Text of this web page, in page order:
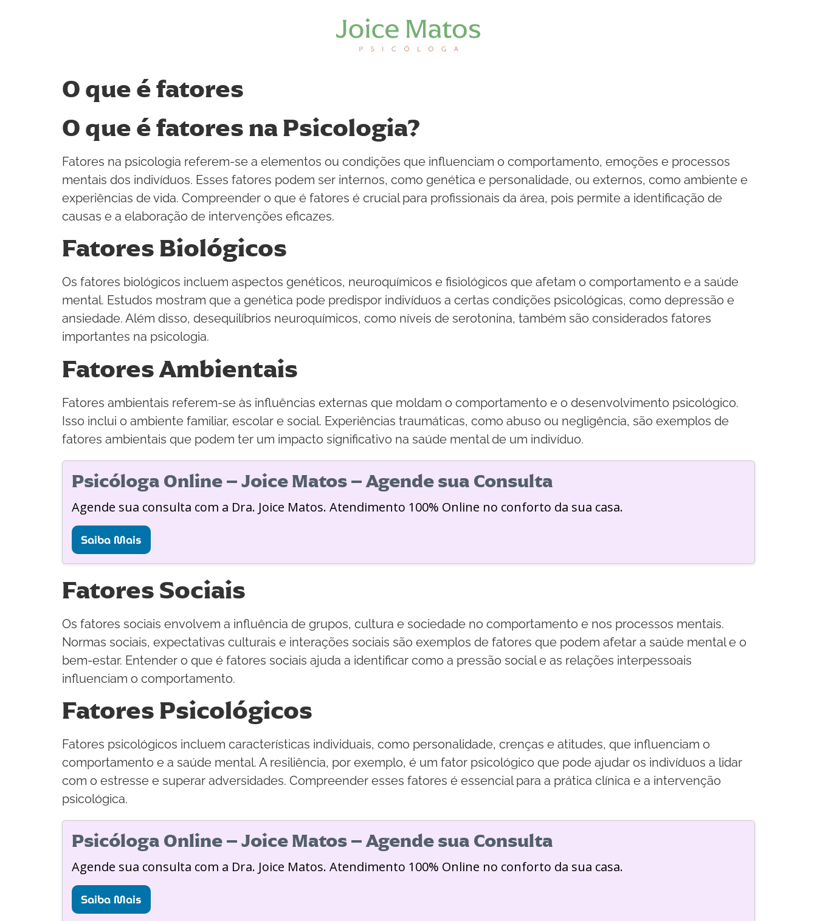
O que é fatores
O que é fatores na Psicologia?
Fatores na psicologia referem-se a elementos ou condições que influenciam o comportamento, emoções e processos
mentais dos indivíduos. Esses fatores podem ser internos, como genética e personalidade, ou externos, como ambiente e
experiências de vida. Compreender o que é fatores é crucial para profissionais da área, pois permite a identificação de
causas e a elaboração de intervenções eficazes.
Fatores Biológicos
Os fatores biológicos incluem aspectos genéticos, neuroquímicos e fisiológicos que afetam o comportamento e a saúde
mental. Estudos mostram que a genética pode predispor indivíduos a certas condições psicológicas, como depressão e
ansiedade. Além disso, desequilíbrios neuroquímicos, como níveis de serotonina, também são considerados fatores
importantes na psicologia.
Fatores Ambientais
Fatores ambientais referem-se às influências externas que moldam o comportamento e o desenvolvimento psicológico.
Isso inclui o ambiente familiar, escolar e social. Experiências traumáticas, como abuso ou negligência, são exemplos de
fatores ambientais que podem ter um impacto significativo na saúde mental de um indivíduo.
Psicóloga Online – Joice Matos – Agende sua Consulta
Agende sua consulta com a Dra. Joice Matos. Atendimento 100% Online no conforto da sua casa.
Saiba Mais
Fatores Sociais
Os fatores sociais envolvem a influência de grupos, cultura e sociedade no comportamento e nos processos mentais.
Normas sociais, expectativas culturais e interações sociais são exemplos de fatores que podem afetar a saúde mental e o
bem-estar. Entender o que é fatores sociais ajuda a identificar como a pressão social e as relações interpessoais
influenciam o comportamento.
Fatores Psicológicos
Fatores psicológicos incluem características individuais, como personalidade, crenças e atitudes, que influenciam o
comportamento e a saúde mental. A resiliência, por exemplo, é um fator psicológico que pode ajudar os indivíduos a lidar
com o estresse e superar adversidades. Compreender esses fatores é essencial para a prática clínica e a intervenção
psicológica.
Psicóloga Online – Joice Matos – Agende sua Consulta
Agende sua consulta com a Dra. Joice Matos. Atendimento 100% Online no conforto da sua casa.
Saiba Mais